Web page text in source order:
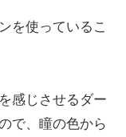
を使っているこ
感じさせるダー
で、瞳の色から